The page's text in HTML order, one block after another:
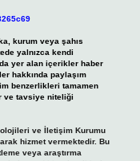
kurum veya şahıs
yalnızca kendi
yer alan içerikler haber
hakkında paylaşım
benzerlikleri tamamen
ve tavsiye niteliği
ve İletişim Kurumu
hizmet vermektedir. Bu
veya araştırma